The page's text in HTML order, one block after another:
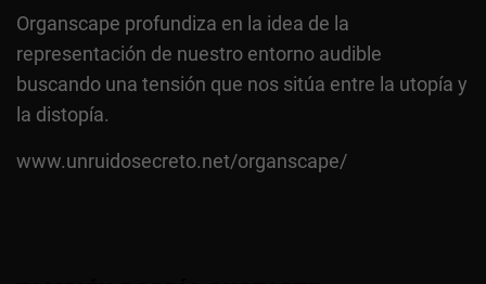
Organscape profundiza en la idea de la
representación de nuestro entorno audible
buscando una tensión que nos sitúa entre la utopía y
la distopía.
www.unruidosecreto.net/organscape/